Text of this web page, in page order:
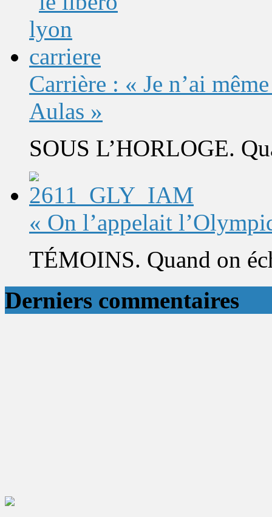
Carrière : « Je n’ai
Aulas »
SOUS L’HORLOGE.
« On l’appelait
TÉMOINS. Quand on
Derniers commentaires